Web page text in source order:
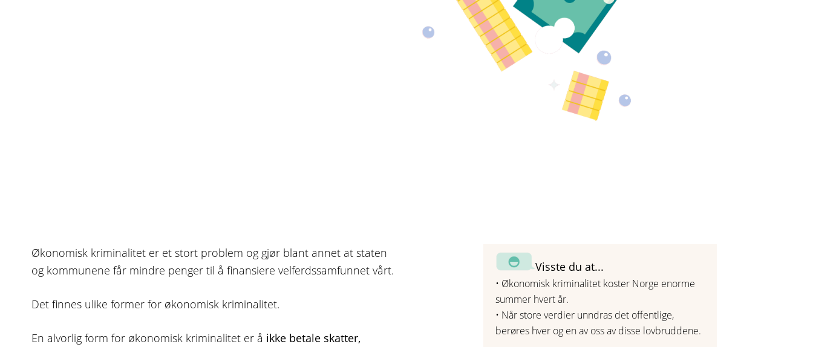
Økonomisk kriminalitet er et stort problem og gjør blant annet at staten
og kommunene får mindre penger til å finansiere velferdssamfunnet vårt.
Det finnes ulike former for økonomisk kriminalitet.
En alvorlig form for økonomisk kriminalitet er å ikke betale skatter,
Visste du at...
• Økonomisk kriminalitet koster Norge enorme
summer hvert år.
• Når store verdier unndras det offentlige,
berøres hver og en av oss av disse lovbruddene.